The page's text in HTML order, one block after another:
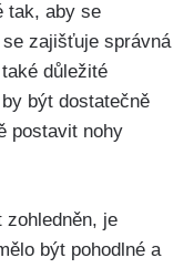
tak, aby se
zajišťuje správná
důležité
být dostatečně
postavit nohy
je
být pohodlné a